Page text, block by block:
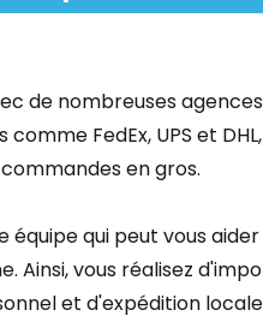
de nombreuses
FedEx, UPS et
en gros.
équipe qui peut vous
Ainsi, vous réalisez
et d'expédition